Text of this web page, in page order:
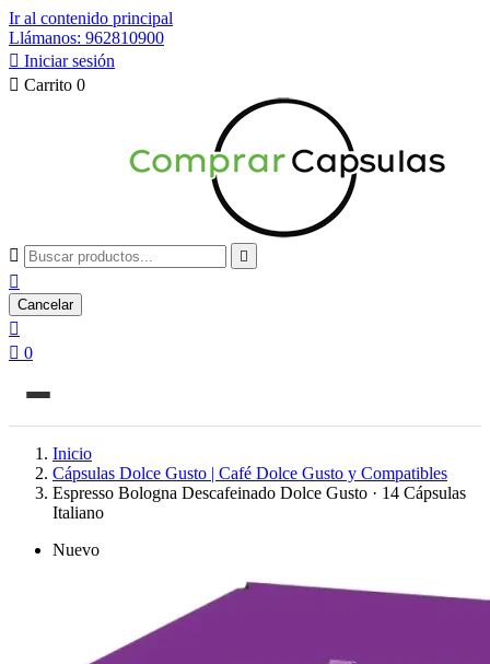
Ir al contenido principal
Llámanos: 962810900
 Iniciar sesión
 Carrito 0
 

Cancelar

 0
Inicio
Cápsulas Dolce Gusto | Café Dolce Gusto y Compatibles
Espresso Bologna Descafeinado Dolce Gusto · 14 Cápsulas
Italiano
Nuevo